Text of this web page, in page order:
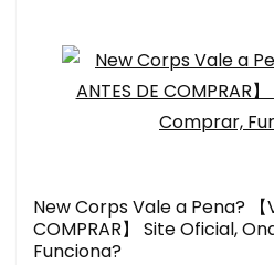
New Corps Vale a Pena? 【
COMPRAR】 Site Oficial,
Funciona?